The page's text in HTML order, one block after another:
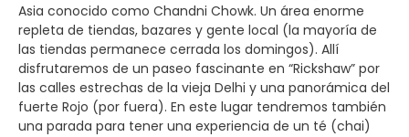
Asia conocido como Chandni Chowk. Un área enorme
repleta de tiendas, bazares y gente local (la mayoría de
las tiendas permanece cerrada los domingos). Allí
disfrutaremos de un paseo fascinante en “Rickshaw” por
las calles estrechas de la vieja Delhi y una panorámica del
fuerte Rojo (por fuera). En este lugar tendremos también
una parada para tener una experiencia de un té (chai)